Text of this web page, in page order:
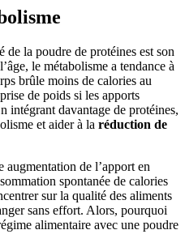
de la poudre de protéines est son
le métabolisme a tendance à
brûle moins de calories au
de poids si les apports
intégrant davantage de protéines,
et aider à la réduction de
augmentation de l’apport en
spontanée de calories
sur la qualité des aliments
sans effort. Alors, pourquoi
alimentaire avec une poudre